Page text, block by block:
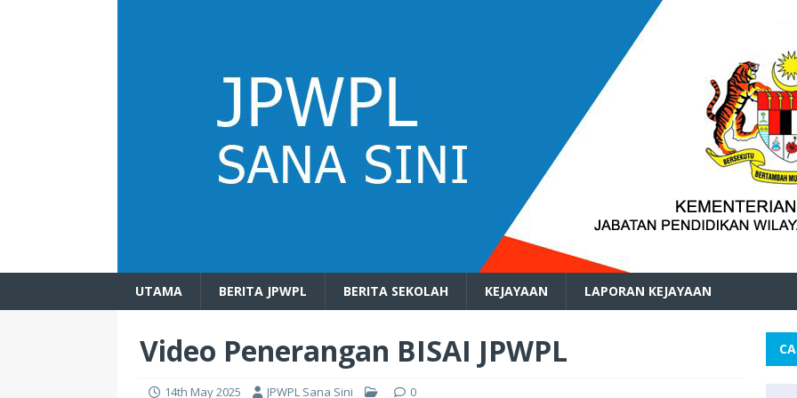
UTAMA BERITA JPWPL BERITA SEKOLAH KEJAYAAN LAPORAN KEJAYAAN
Video Penerangan BISAI JPWPL
14th May 2025 JPWPL Sana Sini 0